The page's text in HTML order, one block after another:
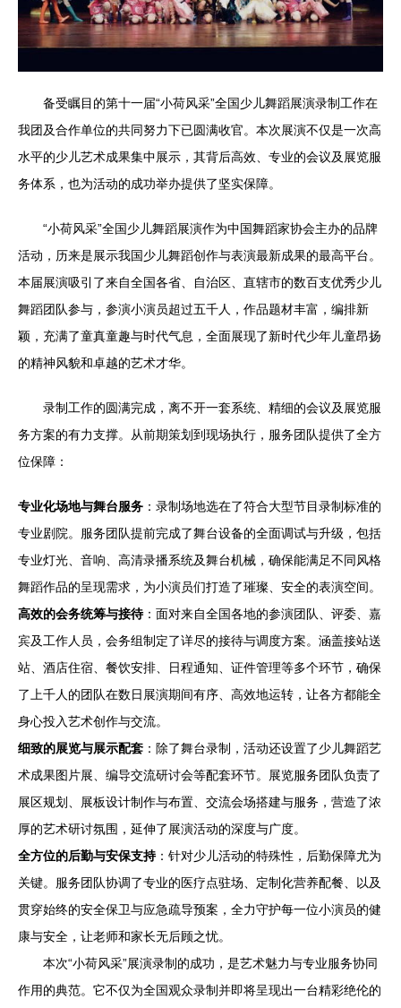
备受瞩目的第十一届“小荷风采”全国少儿舞蹈展演录制工作在
我团及合作单位的共同努力下已圆满收官。本次展演不仅是一次高
水平的少儿艺术成果集中展示，其背后高效、专业的会议及展览服
务体系，也为活动的成功举办提供了坚实保障。
“小荷风采”全国少儿舞蹈展演作为中国舞蹈家协会主办的品牌
活动，历来是展示我国少儿舞蹈创作与表演最新成果的最高平台。
本届展演吸引了来自全国各省、自治区、直辖市的数百支优秀少儿
舞蹈团队参与，参演小演员超过五千人，作品题材丰富，编排新
颖，充满了童真童趣与时代气息，全面展现了新时代少年儿童昂扬
的精神风貌和卓越的艺术才华。
录制工作的圆满完成，离不开一套系统、精细的会议及展览服
务方案的有力支撑。从前期策划到现场执行，服务团队提供了全方
位保障：
专业化场地与舞台服务 ：录制场地选在了符合大型节目录制标准的
专业剧院。服务团队提前完成了舞台设备的全面调试与升级，包括
专业灯光、音响、高清录播系统及舞台机械，确保能满足不同风格
舞蹈作品的呈现需求，为小演员们打造了璀璨、安全的表演空间。
高效的会务统筹与接待：面对来自全国各地的参演团队、评委、嘉
宾及工作人员，会务组制定了详尽的接待与调度方案。涵盖接站送
站、酒店住宿、餐饮安排、日程通知、证件管理等多个环节，确保
了上千人的团队在数日展演期间有序、高效地运转，让各方都能全
身心投入艺术创作与交流。
细致的展览与展示配套 ：除了舞台录制，活动还设置了少儿舞蹈艺
术成果图片展、编导交流研讨会等配套环节。展览服务团队负责了
展区规划、展板设计制作与布置、交流会场搭建与服务，营造了浓
厚的艺术研讨氛围，延伸了展演活动的深度与广度。
全方位的后勤与安保支持：针对少儿活动的特殊性，后勤保障尤为
关键。服务团队协调了专业的医疗点驻场、定制化营养配餐、以及
贯穿始终的安全保卫与应急疏导预案，全力守护每一位小演员的健
康与安全，让老师和家长无后顾之忧。
本次“小荷风采”展演录制的成功，是艺术魅力与专业服务协同
作用的典范。它不仅为全国观众录制并即将呈现出一台精彩绝伦的